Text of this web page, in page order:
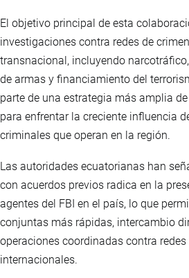
El objetivo principal de esta
investigaciones contra redes de
transnacional, incluyendo
de armas y financiamiento del
parte de una estrategia más amplia
para enfrentar la creciente influencia
criminales que operan en la región.
Las autoridades ecuatorianas han
con acuerdos previos radica en la
agentes del FBI en el país, lo que
conjuntas más rápidas, intercambio
operaciones coordinadas contra
internacionales.